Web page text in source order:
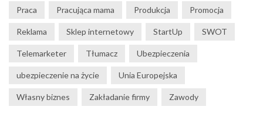
Praca Pracująca mama Produkcja Promocja
Reklama Sklep internetowy StartUp SWOT
Telemarketer Tłumacz Ubezpieczenia
ubezpieczenie na życie Unia Europejska
Własny biznes Zakładanie firmy Zawody